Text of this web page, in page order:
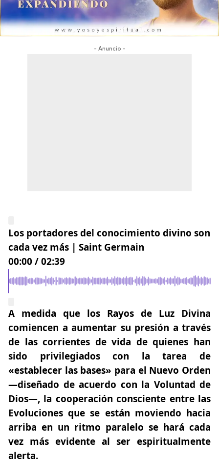
- Anuncio -
Los portadores del conocimiento divino son
cada vez más | Saint Germain
00:00 /02:39
A medida que los Rayos de Luz Divina
comiencen a aumentar su presión a través
de las corrientes de vida de quienes han
sido privilegiados con la tarea de
«establecer las bases» para el Nuevo Orden
—diseñado de acuerdo con la Voluntad de
Dios—, la cooperación consciente entre las
Evoluciones que se están moviendo hacia
arriba en un ritmo paralelo se hará cada
vez más evidente al ser espiritualmente
alerta.